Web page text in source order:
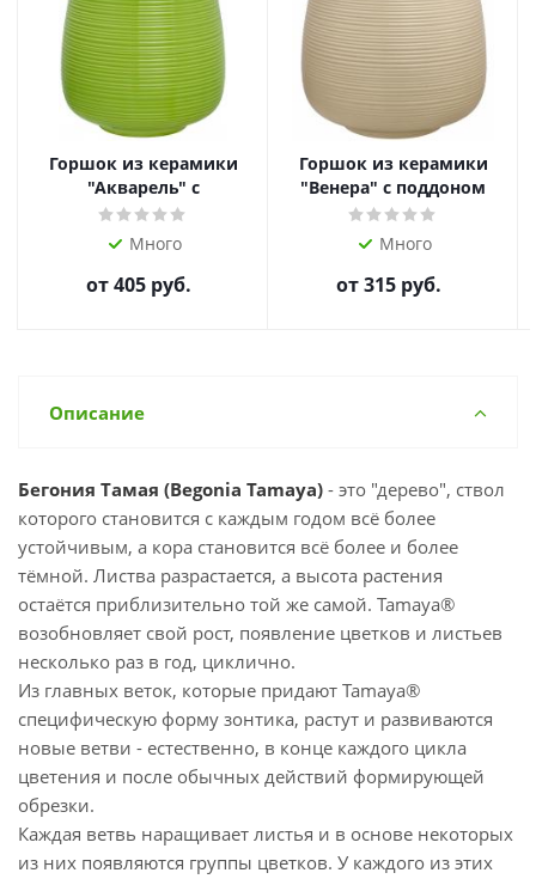
Горшок из керамики
"Акварель" с
поддоном
Много
от405 руб.
Горшок из керамики
"Венера" с поддоном
Много
от315 руб.
Описание
Бегония Тамая (Begonia Tamaya) - это "дерево", ствол
которого становится с каждым годом всё более
устойчивым, а кора становится всё более и более
тёмной. Листва разрастается, а высота растения
остаётся приблизительно той же самой. Tamaya®
возобновляет свой рост, появление цветков и листьев
несколько раз в год, циклично.
Из главных веток, которые придают Tamaya®
специфическую форму зонтика, растут и развиваются
новые ветви - естественно, в конце каждого цикла
цветения и после обычных действий формирующей
обрезки.
Каждая ветвь наращивает листья и в основе некоторых
из них появляются группы цветков. У каждого из этих